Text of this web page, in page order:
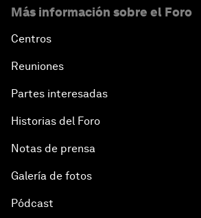
Más información sobre el Foro
Centros
Reuniones
Partes interesadas
Historias del Foro
Notas de prensa
Galería de fotos
Pódcast